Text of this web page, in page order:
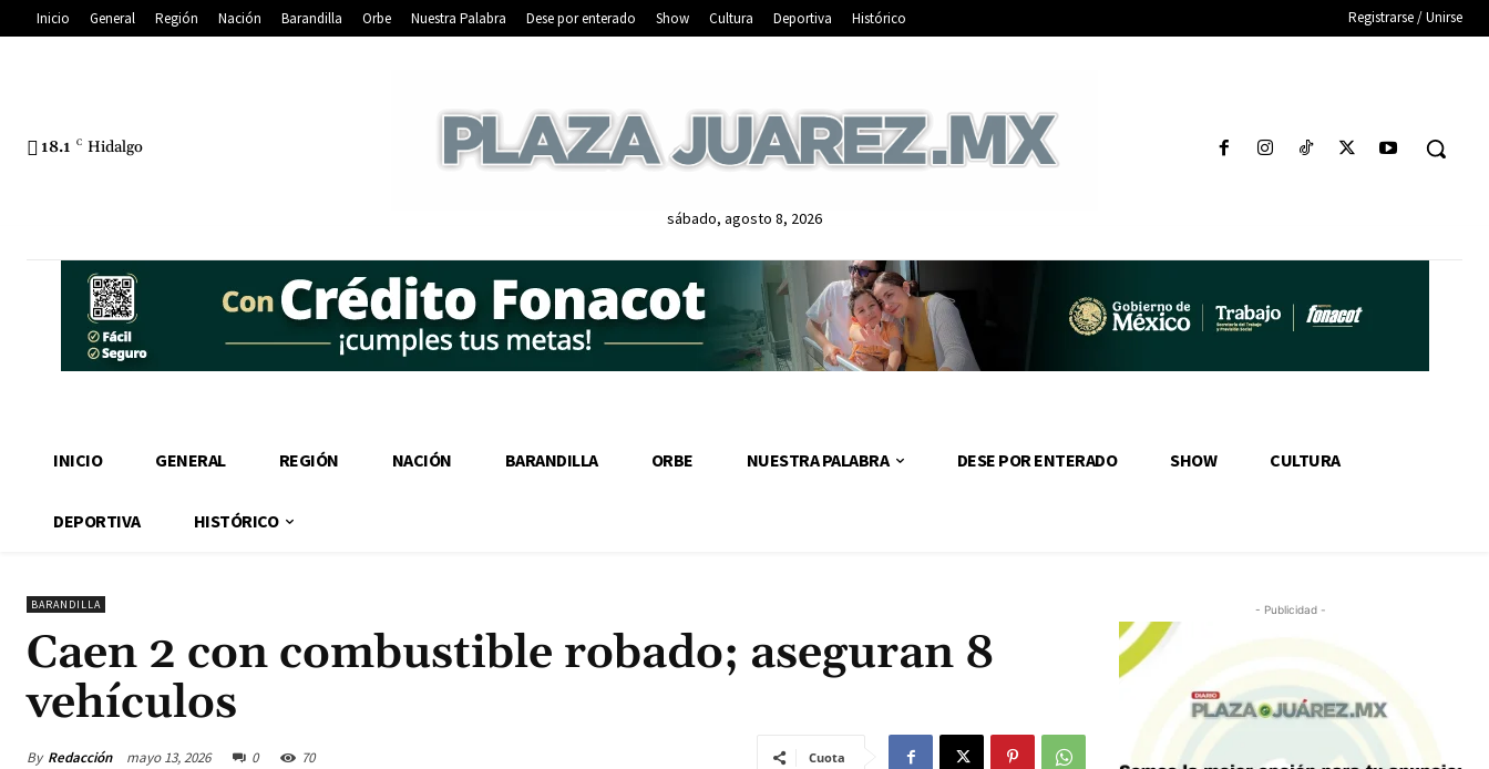
Inicio General Región Nación Barandilla Orbe Nuestra Palabra Dese por enterado Show Cultura Deportiva Histórico Registrarse / Unirse
18.1 C Hidalgo
sábado, agosto 8, 2026
INICIO GENERAL REGIÓN NACIÓN BARANDILLA ORBE NUESTRA PALABRA DESE POR ENTERADO SHOW CULTURA
DEPORTIVA HISTÓRICO
BARANDILLA
Caen 2 con combustible robado; aseguran 8
vehículos
By Redacción mayo 13, 2026 0 70 Cuota
- Publicidad -